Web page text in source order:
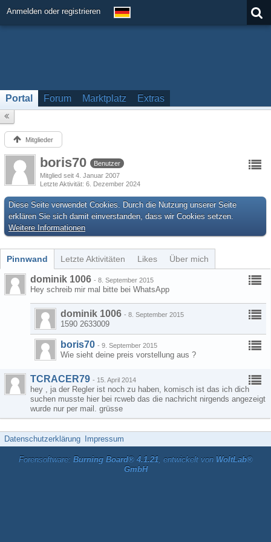
Anmelden oder registrieren
Portal Forum Marktplatz Extras
Mitglieder
boris70
Benutzer
Mitglied seit 4. Januar 2007
Letzte Aktivität 6. Dezember 2024
Diese Seite verwendet Cookies. Durch die Nutzung unserer Seite
erklären Sie sich damit einverstanden, dass wir Cookies setzen.
Weitere Informationen
Pinnwand Letzte Aktivitäten Likes Über mich
dominik 1006 - 8. September 2015
Hey schreib mir mal bitte bei WhatsApp
dominik 1006 - 8. September 2015
1590 2633009
boris70 - 9. September 2015
Wie sieht deine preis vorstellung aus ?
TCRACER79 - 15. April 2014
hey , ja der Regler ist noch zu haben, komisch ist das ich dich
suchen musste hier bei rcweb das die nachricht nirgends angezeigt
wurde nur per mail. grüsse
Datenschutzerklärung Impressum
Forensoftware: Burning Board® 4.1.21, entwickelt von WoltLab®
GmbH